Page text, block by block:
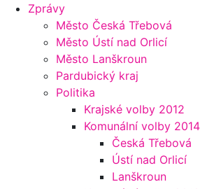
Zprávy
Město Česká Třebová
Město Ústí nad Orlicí
Město Lanškroun
Pardubický kraj
Politika
Krajské volby 2012
Komunální volby 2014
Česká Třebová
Ústí nad Orlicí
Lanškroun